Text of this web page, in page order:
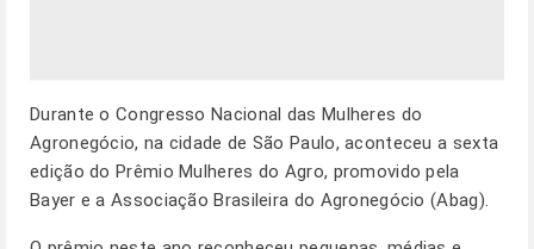
Durante o Congresso Nacional das Mulheres do
Agronegócio, na cidade de São Paulo, aconteceu a sexta
edição do Prêmio Mulheres do Agro, promovido pela
Bayer e a Associação Brasileira do Agronegócio (Abag).